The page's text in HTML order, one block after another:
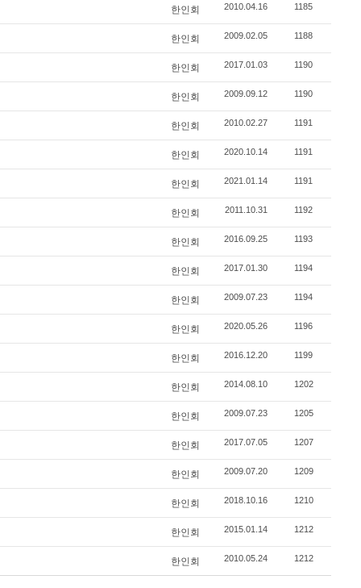
한인회 2010.04.16 1185
한인회 2009.02.05 1188
한인회 2017.01.03 1190
한인회 2009.09.12 1190
한인회 2010.02.27 1191
한인회 2020.10.14 1191
한인회 2021.01.14 1191
한인회 2011.10.31 1192
한인회 2016.09.25 1193
한인회 2017.01.30 1194
한인회 2009.07.23 1194
한인회 2020.05.26 1196
한인회 2016.12.20 1199
한인회 2014.08.10 1202
한인회 2009.07.23 1205
한인회 2017.07.05 1207
한인회 2009.07.20 1209
한인회 2018.10.16 1210
한인회 2015.01.14 1212
한인회 2010.05.24 1212